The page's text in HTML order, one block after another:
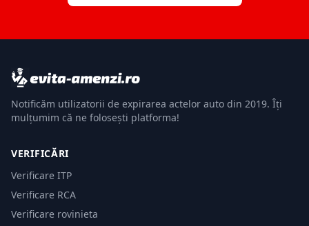
Notificăm utilizatorii de expirarea actelor auto din 2019. Îți
mulțumim că ne folosești platforma!
VERIFICĂRI
Verificare ITP
Verificare RCA
Verificare rovinieta